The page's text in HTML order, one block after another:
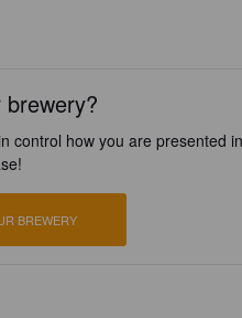
control how you are presented
BREWERY